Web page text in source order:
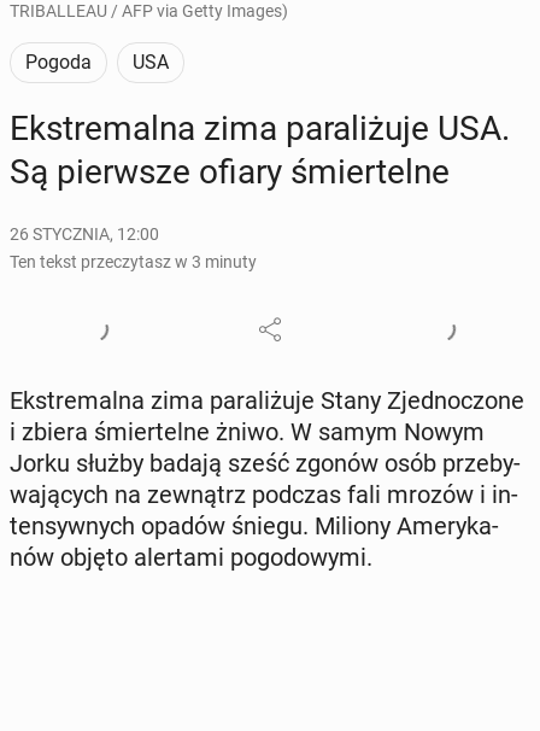
TRIBALLEAU / AFP via Getty Images)
Pogoda USA
Eks­tre­mal­na zima pa­ra­li­żu­je USA.
Są pierw­sze ofiary śmier­tel­ne
26 STYCZNIA, 12:00
Ten tekst przeczytasz w 3 minuty
Eks­tre­mal­na zima pa­ra­li­żu­je Stany Zjed­no­czo­ne
i zbiera śmier­tel­ne żniwo. W samym Nowym
Jorku służby badają sześć zgonów osób prze­by­
wa­ją­cych na ze­wnątrz podczas fali mrozów i in­
ten­syw­nych opadów śniegu. Miliony Ame­ry­ka­
nów objęto aler­ta­mi po­go­do­wy­mi.